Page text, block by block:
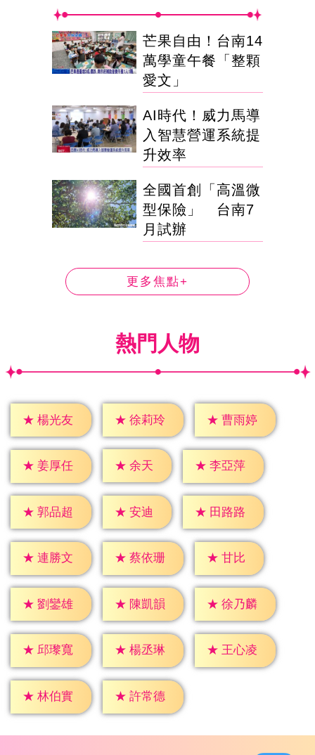
芒果自由！台南14
萬學童午餐「整顆
愛文」
AI時代！威力馬導
入智慧營運系統提
升效率
全國首創「高溫微
型保險」 台南7
月試辦
更多焦點+
熱門人物
★ 楊光友 ★ 徐莉玲 ★ 曹雨婷
★ 姜厚任 ★ 余天 ★ 李亞萍
★ 郭品超 ★ 安迪 ★ 田路路
★ 連勝文 ★ 蔡依珊 ★ 甘比
★ 劉鑾雄 ★ 陳凱韻 ★ 徐乃麟
★ 邱瓈寬 ★ 楊丞琳 ★ 王心凌
★ 林伯實 ★ 許常德